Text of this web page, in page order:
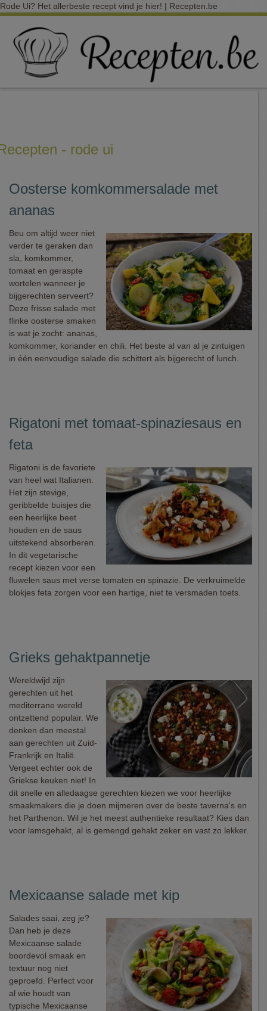
Rode Ui? Het allerbeste recept vind je hier! | Recepten.be
- rode ui
Oosterse komkommersalade met
ananas
Beu om altijd weer niet
verder te geraken dan
sla, komkommer,
tomaat en geraspte
wortelen wanneer je
bijgerechten serveert?
Deze frisse salade met
flinke oosterse smaken
is wat je zocht: ananas,
komkommer, koriander en chili. Het beste al van al je zintuigen
in één eenvoudige salade die schittert als bijgerecht of lunch.
Rigatoni met tomaat-spinaziesaus en
feta
Rigatoni is de favoriete
van heel wat Italianen.
Het zijn stevige,
geribbelde buisjes die
een heerlijke beet
houden en de saus
uitstekend absorberen.
In dit vegetarische
recept kiezen voor een
fluwelen saus met verse tomaten en spinazie. De verkruimelde
blokjes feta zorgen voor een hartige, niet te versmaden toets.
Grieks gehaktpannetje
Wereldwijd zijn
gerechten uit het
mediterrane wereld
ontzettend populair. We
denken dan meestal
aan gerechten uit Zuid-
Frankrijk en Italië.
Vergeet echter ook de
Griekse keuken niet! In
dit snelle en alledaagse gerechten kiezen we voor heerlijke
smaakmakers die je doen mijmeren over de beste taverna's en
het Parthenon. Wil je het meest authentieke resultaat? Kies dan
voor lamsgehakt, al is gemengd gehakt zeker en vast zo lekker.
Mexicaanse salade met kip
Salades saai, zeg je?
Dan heb je deze
Mexicaanse salade
boordevol smaak en
textuur nog niet
geproefd. Perfect voor
al wie houdt van
typische Mexicaanse